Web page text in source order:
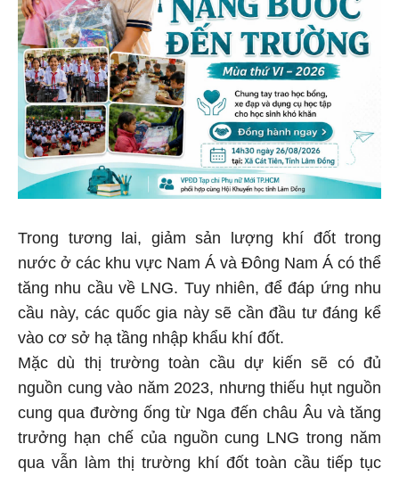
Trong tương lai, giảm sản lượng khí đốt trong
nước ở các khu vực Nam Á và Đông Nam Á có thể
tăng nhu cầu về LNG. Tuy nhiên, để đáp ứng nhu
cầu này, các quốc gia này sẽ cần đầu tư đáng kể
vào cơ sở hạ tầng nhập khẩu khí đốt.
Mặc dù thị trường toàn cầu dự kiến sẽ có đủ
nguồn cung vào năm 2023, nhưng thiếu hụt nguồn
cung qua đường ống từ Nga đến châu Âu và tăng
trưởng hạn chế của nguồn cung LNG trong năm
qua vẫn làm thị trường khí đốt toàn cầu tiếp tục